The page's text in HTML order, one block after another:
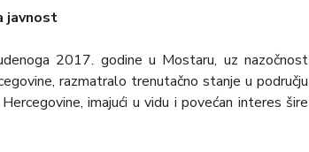
javnost
2017. godine u Mostaru, uz nazočnost
razmatralo trenutačno stanje u području
imajući u vidu i povećan interes šire